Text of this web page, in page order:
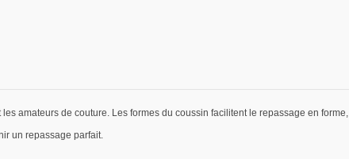
amateurs de couture. Les formes du coussin facilitent le repassage en
un repassage parfait.